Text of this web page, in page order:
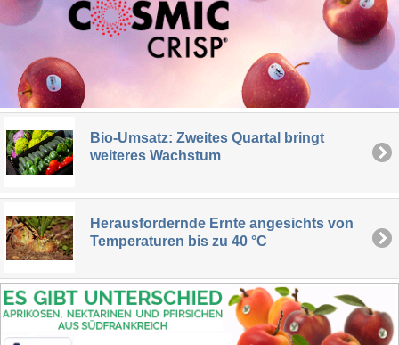
Bio-Umsatz: Zweites Quartal bringt
weiteres Wachstum
Herausfordernde Ernte angesichts von
Temperaturen bis zu 40 °C